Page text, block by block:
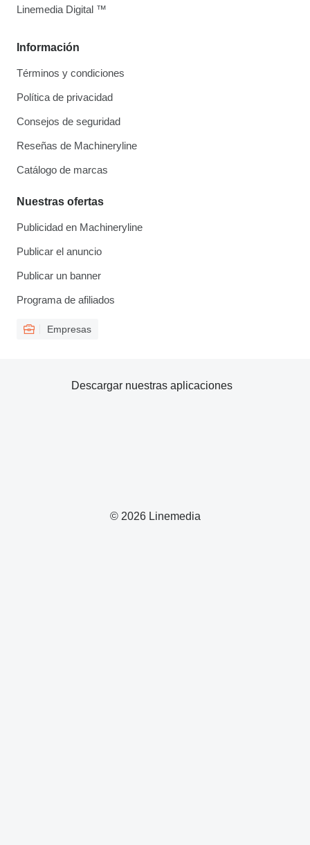
Información
Términos y condiciones
Política de privacidad
Consejos de seguridad
Reseñas de Machineryline
Catálogo de marcas
Nuestras ofertas
Publicidad en Machineryline
Publicar el anuncio
Publicar un banner
Programa de afiliados
Empresas
Linemedia Digital ™
© 2026 Linemedia
Descargar nuestras aplicaciones